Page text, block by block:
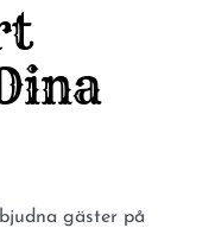
gäster på